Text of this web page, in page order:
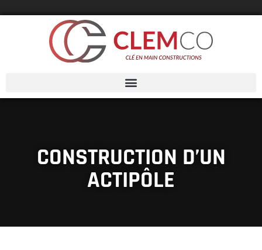
CONSTRUCTION D’UN
ACTIPÔLE